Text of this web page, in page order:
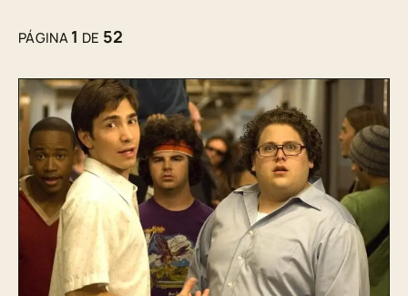
PÁGINA1 DE 52